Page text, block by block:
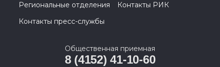
Региональные отделения
Контакты РИК
Контакты пресс-службы
Общественная приемная
8 (4152) 41-10-60